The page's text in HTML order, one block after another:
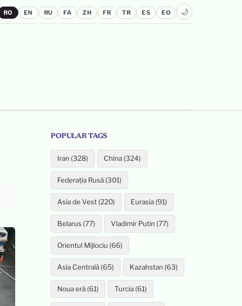
RO EN RU FA ZH FR TR ES EO 🌙
POPULAR TAGS
Iran (328) China (324)
Federația Rusă (301)
Asia de Vest (220) Eurasia (91)
Belarus (77) Vladimir Putin (77)
Orientul Mijlociu (66)
Asia Centrală (65) Kazahstan (63)
Noua eră (61) Turcia (61)